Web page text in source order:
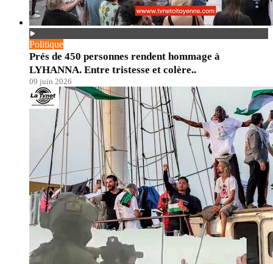
Politique
Prés de 450 personnes rendent hommage à
LYHANNA. Entre tristesse et colère..
09 juin 2026